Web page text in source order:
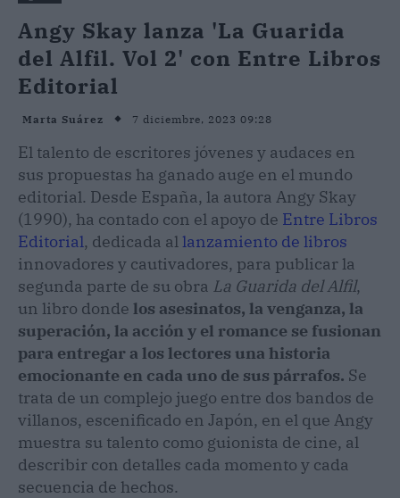
Angy Skay lanza 'La Guarida
del Alfil. Vol 2' con Entre Libros
Editorial
Marta Suárez 7 diciembre, 2023 09:28
El talento de escritores jóvenes y audaces en
sus propuestas ha ganado auge en el mundo
editorial. Desde España, la autora Angy Skay
(1990), ha contado con el apoyo de Entre Libros
Editorial, dedicada allanzamiento de libros
innovadores y cautivadores, para publicar la
segunda parte de su obra La Guarida del Alfil,
un libro donde los asesinatos, la venganza, la
superación, la acción y el romance se fusionan
para entregar a los lectores una historia
emocionante en cada uno de sus párrafos. Se
trata de un complejo juego entre dos bandos de
villanos, escenificado en Japón, en el que Angy
muestra su talento como guionista de cine, al
describir con detalles cada momento y cada
secuencia de hechos.